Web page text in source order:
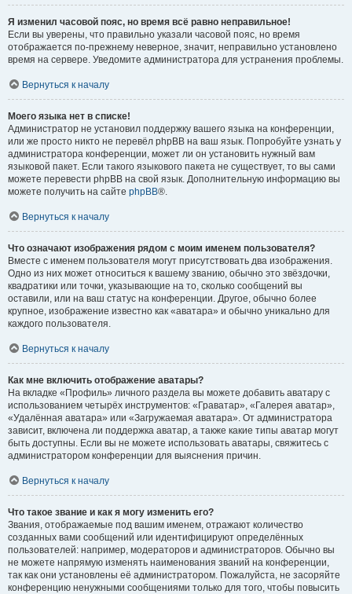
Я изменил часовой пояс, но время всё равно неправильное!
Если вы уверены, что правильно указали часовой пояс, но время
отображается по-прежнему неверное, значит, неправильно установлено
время на сервере. Уведомите администратора для устранения проблемы.
Вернуться к началу
Моего языка нет в списке!
Администратор не установил поддержку вашего языка на конференции,
или же просто никто не перевёл phpBB на ваш язык. Попробуйте узнать у
администратора конференции, может ли он установить нужный вам
языковой пакет. Если такого языкового пакета не существует, то вы сами
можете перевести phpBB на свой язык. Дополнительную информацию вы
можете получить на сайте phpBB®.
Вернуться к началу
Что означают изображения рядом с моим именем пользователя?
Вместе с именем пользователя могут присутствовать два изображения.
Одно из них может относиться к вашему званию, обычно это звёздочки,
квадратики или точки, указывающие на то, сколько сообщений вы
оставили, или на ваш статус на конференции. Другое, обычно более
крупное, изображение известно как «аватара» и обычно уникально для
каждого пользователя.
Вернуться к началу
Как мне включить отображение аватары?
На вкладке «Профиль» личного раздела вы можете добавить аватару с
использованием четырёх инструментов: «Граватар», «Галерея аватар»,
«Удалённая аватара» или «Загружаемая аватара». От администратора
зависит, включена ли поддержка аватар, а также какие типы аватар могут
быть доступны. Если вы не можете использовать аватары, свяжитесь с
администратором конференции для выяснения причин.
Вернуться к началу
Что такое звание и как я могу изменить его?
Звания, отображаемые под вашим именем, отражают количество
созданных вами сообщений или идентифицируют определённых
пользователей: например, модераторов и администраторов. Обычно вы
не можете напрямую изменять наименования званий на конференции,
так как они установлены её администратором. Пожалуйста, не засоряйте
конференцию ненужными сообщениями только для того, чтобы повысить